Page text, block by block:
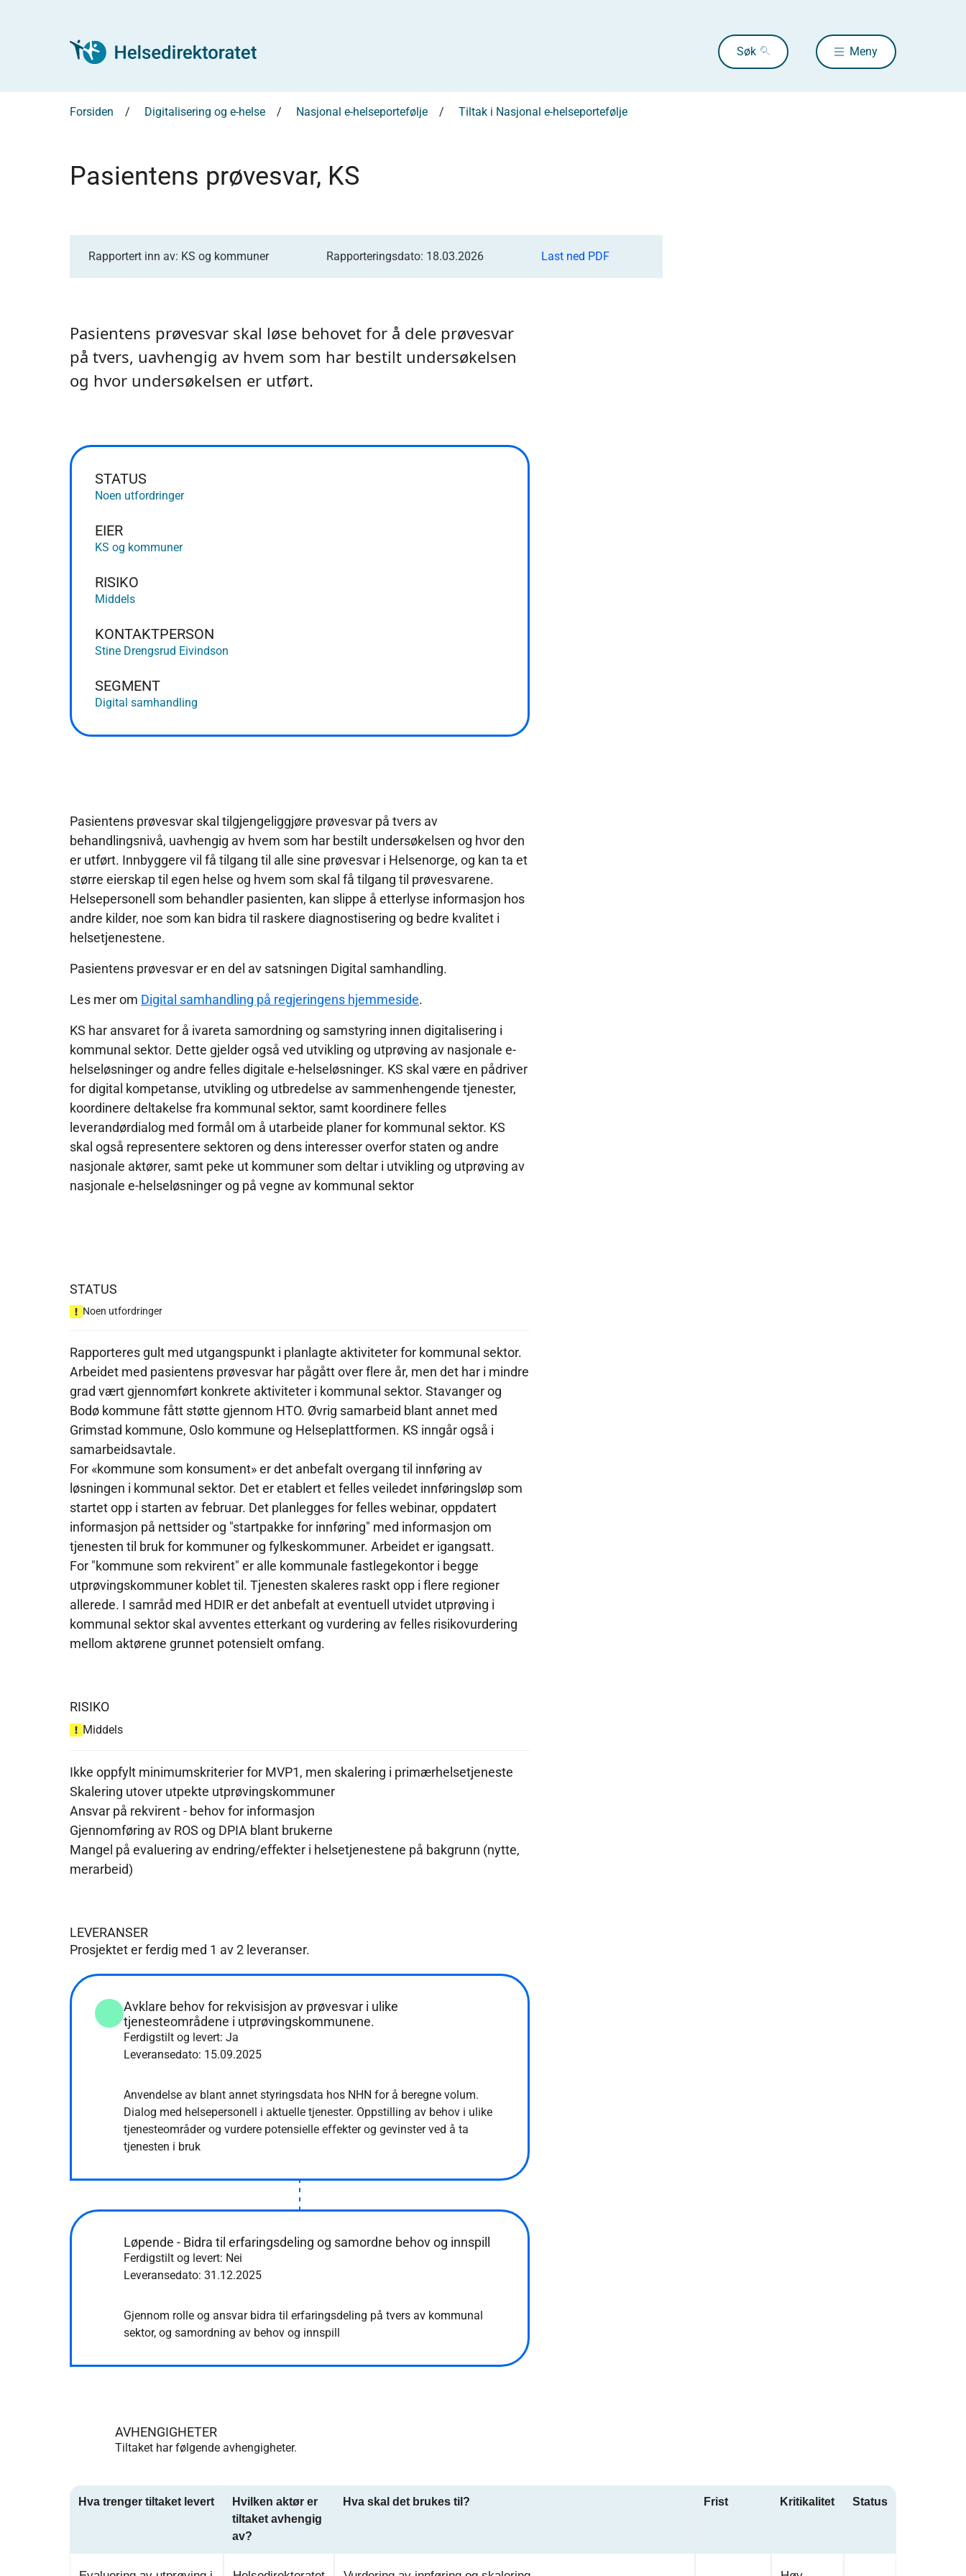
Søk Meny
Forsiden Digitalisering og e-helse Nasjonal e-helseportefølje Tiltak i Nasjonal e-helseportefølje
Pasientens prøvesvar, KS
Rapportert inn av: KS og kommuner Rapporteringsdato: 18.03.2026 Last ned PDF
Pasientens prøvesvar skal løse behovet for å dele prøvesvar
på tvers, uavhengig av hvem som har bestilt undersøkelsen
og hvor undersøkelsen er utført.
STATUS
Noen utfordringer
EIER
KS og kommuner
RISIKO
Middels
KONTAKTPERSON
Stine Drengsrud Eivindson
SEGMENT
Digital samhandling
Pasientens prøvesvar skal tilgjengeliggjøre prøvesvar på tvers av
behandlingsnivå, uavhengig av hvem som har bestilt undersøkelsen og hvor den
er utført. Innbyggere vil få tilgang til alle sine prøvesvar i Helsenorge, og kan ta et
større eierskap til egen helse og hvem som skal få tilgang til prøvesvarene.
Helsepersonell som behandler pasienten, kan slippe å etterlyse informasjon hos
andre kilder, noe som kan bidra til raskere diagnostisering og bedre kvalitet i
helsetjenestene.
Pasientens prøvesvar er en del av satsningen Digital samhandling.
Les mer om Digital samhandling på regjeringens hjemmeside.
​KS har ansvaret for å ivareta samordning og samstyring innen digitalisering i
kommunal sektor. Dette gjelder også ved utvikling og utprøving av nasjonale e-
helseløsninger og andre felles digitale e-helseløsninger. KS skal være en pådriver
for digital kompetanse, utvikling og utbredelse av sammenhengende tjenester,
koordinere deltakelse fra kommunal sektor, samt koordinere felles
leverandørdialog med formål om å utarbeide planer for kommunal sektor. KS
skal også representere sektoren og dens interesser overfor staten og andre
nasjonale aktører, samt peke ut kommuner som deltar i utvikling og utprøving av
nasjonale e-helseløsninger og på vegne av kommunal sektor
STATUS
Noen utfordringer
Rapporteres gult med utgangspunkt i planlagte aktiviteter for kommunal sektor.
Arbeidet med pasientens prøvesvar har pågått over flere år, men det har i mindre
grad vært gjennomført konkrete aktiviteter i kommunal sektor. Stavanger og
Bodø kommune fått støtte gjennom HTO. Øvrig samarbeid blant annet med
Grimstad kommune, Oslo kommune og Helseplattformen. KS inngår også i
samarbeidsavtale.
For «kommune som konsument» er det anbefalt overgang til innføring av
løsningen i kommunal sektor. Det er etablert et felles veiledet innføringsløp som
startet opp i starten av februar. Det planlegges for felles webinar, oppdatert
informasjon på nettsider og "startpakke for innføring" med informasjon om
tjenesten til bruk for kommuner og fylkeskommuner. Arbeidet er igangsatt.
For "kommune som rekvirent" er alle kommunale fastlegekontor i begge
utprøvingskommuner koblet til. Tjenesten skaleres raskt opp i flere regioner
allerede. I samråd med HDIR er det anbefalt at eventuell utvidet utprøving i
kommunal sektor skal avventes etterkant og vurdering av felles risikovurdering
mellom aktørene grunnet potensielt omfang.
RISIKO
Middels
Ikke oppfylt minimumskriterier for MVP1, men skalering i primærhelsetjeneste
Skalering utover utpekte utprøvingskommuner
Ansvar på rekvirent - behov for informasjon
Gjennomføring av ROS og DPIA blant brukerne
Mangel på evaluering av endring/effekter i helsetjenestene på bakgrunn (nytte,
merarbeid)
LEVERANSER
Prosjektet er ferdig med 1 av2 leveranser.
Avklare behov for rekvisisjon av prøvesvar i ulike
tjenesteområdene i utprøvingskommunene.
Ferdigstilt og levert: Ja
Leveransedato: 15.09.2025
Anvendelse av blant annet styringsdata hos NHN for å beregne volum.
Dialog med helsepersonell i aktuelle tjenester. Oppstilling av behov i ulike
tjenesteområder og vurdere potensielle effekter og gevinster ved å ta
tjenesten i bruk
Løpende - Bidra til erfaringsdeling og samordne behov og innspill
Ferdigstilt og levert: Nei
Leveransedato: 31.12.2025
Gjennom rolle og ansvar bidra til erfaringsdeling på tvers av kommunal
sektor, og samordning av behov og innspill
AVHENGIGHETER
Tiltaket har følgende avhengigheter.
Hva trenger tiltaket levert
Hvilken aktør er
tiltaket avhengig
av?
Hva skal det brukes til? Frist Kritikalitet Status